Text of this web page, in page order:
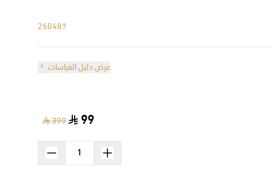
250487
عرض دليل القياسات
99
399